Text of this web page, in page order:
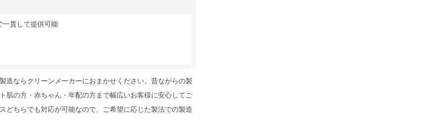
一貫して提供可能
造ならクリーンメーカーにおまかせください。昔ながらの製
肌の方・赤ちゃん・年配の方まで幅広いお客様に安心してご
どちらでも対応が可能なので、ご希望に応じた製法での製造